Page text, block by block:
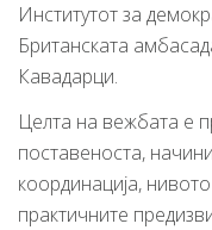
Институтот за
Британската
Кавадарци.
Целта на вежбата е
поставеноста,
координација,
практичните